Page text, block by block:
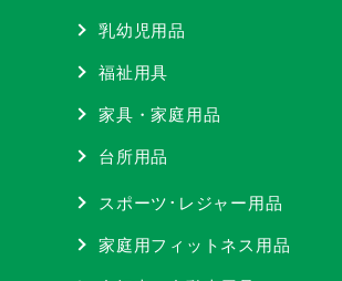
乳幼児用品
福祉用具
家具・家庭用品
台所用品
スポーツ･レジャー用品
家庭用フィットネス用品